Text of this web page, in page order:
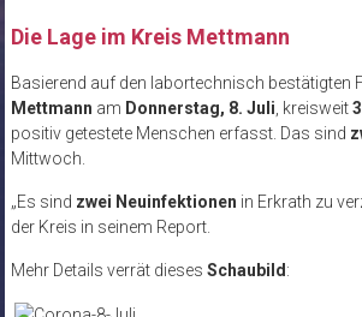
Die Lage im Kreis Mettmann
Basierend auf den labortechnisch bestätigten
Mettmann am Donnerstag, 8. Juli , kreisweit
positiv getestete Menschen erfasst. Das sind
Mittwoch.
„Es sind zwei Neuinfektionen in Erkrath zu
der Kreis in seinem Report.
Mehr Details verrät dieses Schaubild :